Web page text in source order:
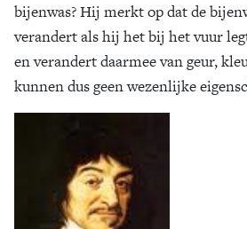
bijenwas? Hij merkt op dat de
verandert als hij het bij het vuur
en verandert daarmee van geur,
kunnen dus geen wezenlijke